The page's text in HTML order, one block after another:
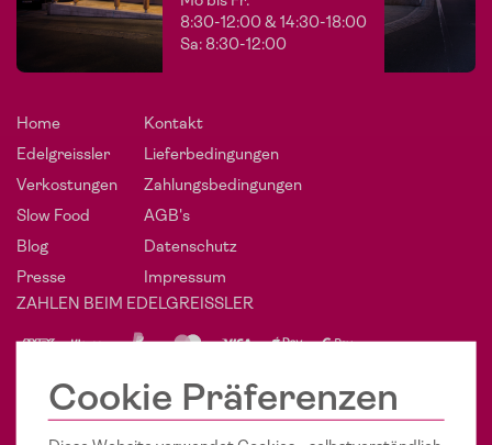
8:30-12:00 & 14:30-18:00
Sa: 8:30-12:00
Home
Edelgreissler
Verkostungen
Slow Food
Blog
Presse
Kontakt
Lieferbedingungen
Zahlungsbedingungen
AGB's
Datenschutz
Impressum
POST VOM EDELGREISSLER
ZAHLEN BEIM EDELGREISSLER
Cookie Präferenzen